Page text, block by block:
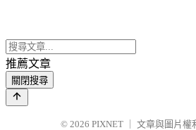
推薦文章
關閉搜尋
© 2026 PIXNET
文章與圖片權